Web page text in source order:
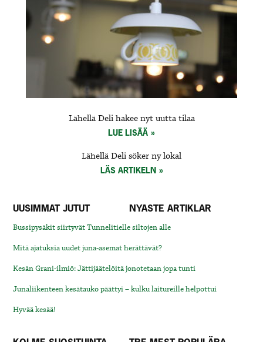
Lähellä Deli hakee nyt uutta tilaa
LUE LISÄÄ
Lähellä Deli söker ny lokal
LÄS ARTIKELN
UUSIMMAT JUTUT NYASTE ARTIKLAR
Bussipysäkit siirtyvät Tunnelitielle siltojen alle
Mitä ajatuksia uudet juna-asemat herättävät?
Kesän Grani-ilmiö: Jättijäätelöitä jonotetaan jopa tunti
Junaliikenteen kesätauko päättyi – kulku laitureille helpottui
Hyvää kesää!